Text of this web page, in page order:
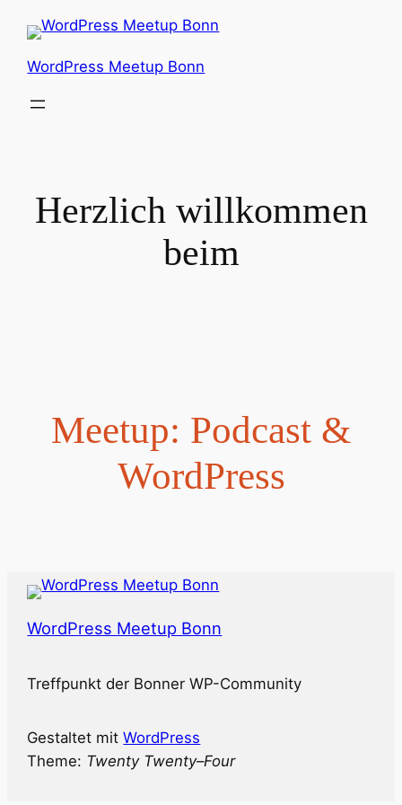
Inhalt
springen
WordPress Meetup Bonn
Herzlich willkommen
beim
Meetup: Podcast &
WordPress
WordPress Meetup Bonn
Treffpunkt der Bonner WP-Community
Gestaltet mitWordPress
Theme: Twenty Twenty–Four